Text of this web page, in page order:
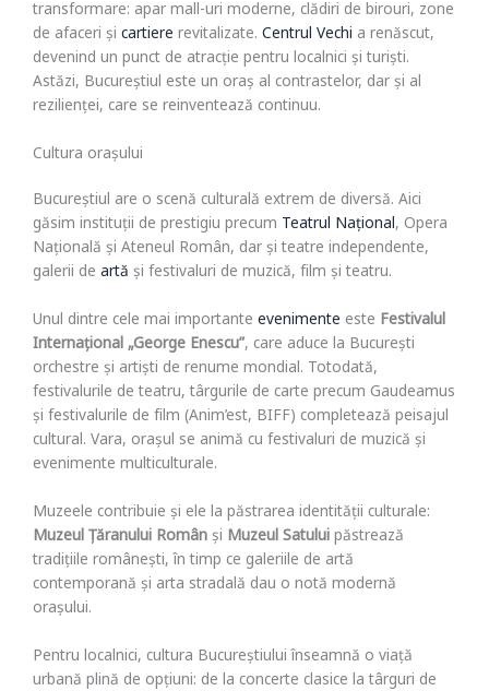
transformare: apar mall-uri moderne, clădiri de birouri, zone
de afaceri și cartiere revitalizate. Centrul Vechi a renăscut,
devenind un punct de atracție pentru localnici și turiști.
Astăzi, Bucureștiul este un oraș al contrastelor, dar și al
rezilienței, care se reinventează continuu.
Cultura orașului
Bucureștiul are o scenă culturală extrem de diversă. Aici
găsim instituții de prestigiu precum Teatrul Național, Opera
Națională și Ateneul Român, dar și teatre independente,
galerii de artă și festivaluri de muzică, film și teatru.
Unul dintre cele mai importante evenimente este Festivalul
Internațional „George Enescu”, care aduce la București
orchestre și artiști de renume mondial. Totodată,
festivalurile de teatru, târgurile de carte precum Gaudeamus
și festivalurile de film (Anim’est, BIFF) completează peisajul
cultural. Vara, orașul se animă cu festivaluri de muzică și
evenimente multiculturale.
Muzeele contribuie și ele la păstrarea identității culturale:
Muzeul Țăranului Român și Muzeul Satului păstrează
tradițiile românești, în timp ce galeriile de artă
contemporană și arta stradală dau o notă modernă
orașului.
Pentru localnici, cultura Bucureștiului înseamnă o viață
urbană plină de opțiuni: de la concerte clasice la târguri de